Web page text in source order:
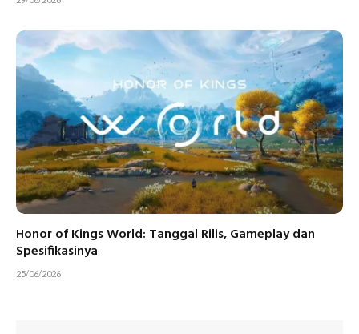
Honor of Kings World: Tanggal Rilis, Gameplay dan
Spesifikasinya
25/06/2026